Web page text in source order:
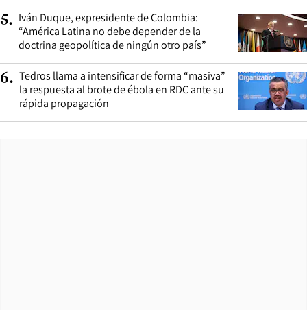
5. Iván Duque, expresidente de Colombia:
“América Latina no debe depender de la
doctrina geopolítica de ningún otro país”
6. Tedros llama a intensificar de forma “masiva”
la respuesta al brote de ébola en RDC ante su
rápida propagación